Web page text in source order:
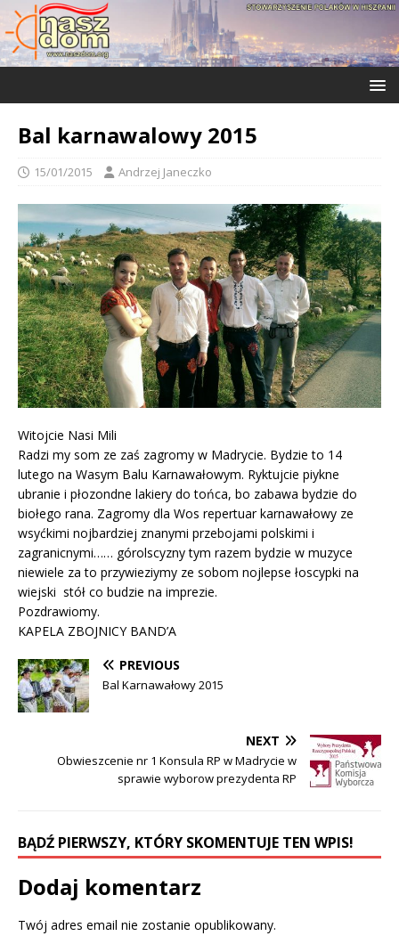
Bal karnawalowy 2015
15/01/2015 Andrzej Janeczko
Witojcie Nasi Mili
Radzi my som ze zaś zagromy w Madrycie. Bydzie to 14
lutego na Wasym Balu Karnawałowym. Ryktujcie piykne
ubranie i płozondne lakiery do tońca, bo zabawa bydzie do
biołego rana. Zagromy dla Wos repertuar karnawałowy ze
wsyćkimi nojbardziej znanymi przebojami polskimi i
zagranicnymi…… górolscyzny tym razem bydzie w muzyce
niewiele za to przywieziymy ze sobom nojlepse łoscypki na
wiejski stół co budzie na imprezie.
Pozdrawiomy.
KAPELA ZBOJNICY BAND’A
PREVIOUS
Bal Karnawałowy 2015
NEXT
Obwieszcenie nr 1 Konsula RP w Madrycie w
sprawie wyborow prezydenta RP
BĄDŹ PIERWSZY, KTÓRY SKOMENTUJE TEN WPIS!
Dodaj komentarz
Twój adres email nie zostanie opublikowany.